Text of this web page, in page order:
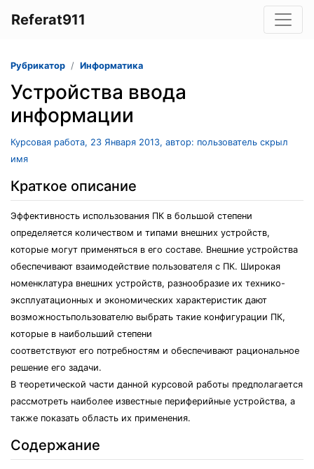
Referat911
Рубрикатор Информатика
Устройства ввода
информации
Курсовая работа, 23 Января 2013, автор: пользователь скрыл
имя
Краткое описание
Эффективность использования ПК в большой степени
определяется количеством и типами внешних устройств,
которые могут применяться в его составе. Внешние устройства
обеспечивают взаимодействие пользователя с ПК. Широкая
номенклатура внешних устройств, разнообразие их технико-
эксплуатационных и экономических характеристик дают
возможностьпользователю выбрать такие конфигурации ПК,
которые в наибольший степени
соответствуют его потребностям и обеспечивают рациональное
решение его задачи.
В теоретической части данной курсовой работы предполагается
рассмотреть наиболее известные периферийные устройства, а
также показать область их применения.
Содержание